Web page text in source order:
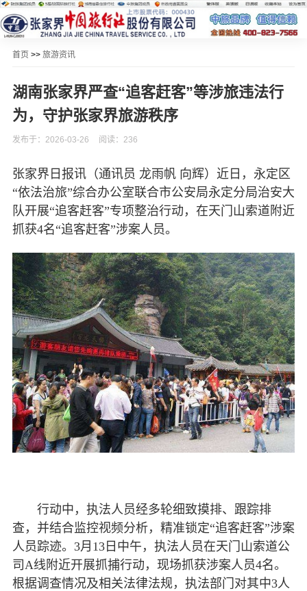
首页 >> 旅游资讯
湖南张家界严查“追客赶客”等涉旅违法行
为，守护张家界旅游秩序
发布于：2026-03-26 阅读：236
张家界日报讯（通讯员 龙雨帆 向辉）近日，永定区
“依法治旅”综合办公室联合市公安局永定分局治安大
队开展“追客赶客”专项整治行动，在天门山索道附近
抓获4名“追客赶客”涉案人员。
行动中，执法人员经多轮细致摸排、跟踪排
查，并结合监控视频分析，精准锁定“追客赶客”涉案
人员踪迹。3月13日中午，执法人员在天门山索道公
司A线附近开展抓捕行动，现场抓获涉案人员4名。
根据调查情况及相关法律法规，执法部门对其中3人